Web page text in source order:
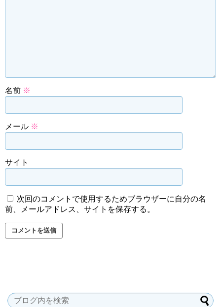
名前 ※
メール ※
サイト
次回のコメントで使用するためブラウザーに自分の名
前、メールアドレス、サイトを保存する。